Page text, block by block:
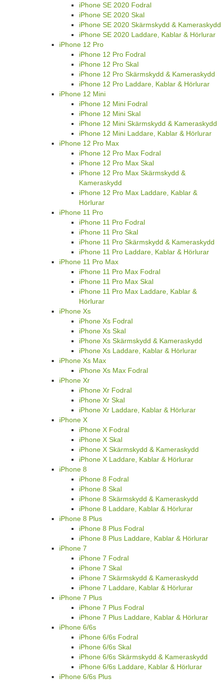
iPhone SE 2020 Fodral
iPhone SE 2020 Skal
iPhone SE 2020 Skärmskydd & Kameraskydd
iPhone SE 2020 Laddare, Kablar & Hörlurar
iPhone 12 Pro
iPhone 12 Pro Fodral
iPhone 12 Pro Skal
iPhone 12 Pro Skärmskydd & Kameraskydd
iPhone 12 Pro Laddare, Kablar & Hörlurar
iPhone 12 Mini
iPhone 12 Mini Fodral
iPhone 12 Mini Skal
iPhone 12 Mini Skärmskydd & Kameraskydd
iPhone 12 Mini Laddare, Kablar & Hörlurar
iPhone 12 Pro Max
iPhone 12 Pro Max Fodral
iPhone 12 Pro Max Skal
iPhone 12 Pro Max Skärmskydd &
Kameraskydd
iPhone 12 Pro Max Laddare, Kablar &
Hörlurar
iPhone 11 Pro
iPhone 11 Pro Fodral
iPhone 11 Pro Skal
iPhone 11 Pro Skärmskydd & Kameraskydd
iPhone 11 Pro Laddare, Kablar & Hörlurar
iPhone 11 Pro Max
iPhone 11 Pro Max Fodral
iPhone 11 Pro Max Skal
iPhone 11 Pro Max Laddare, Kablar &
Hörlurar
iPhone Xs
iPhone Xs Fodral
iPhone Xs Skal
iPhone Xs Skärmskydd & Kameraskydd
iPhone Xs Laddare, Kablar & Hörlurar
iPhone Xs Max
iPhone Xs Max Fodral
iPhone Xr
iPhone Xr Fodral
iPhone Xr Skal
iPhone Xr Laddare, Kablar & Hörlurar
iPhone X
iPhone X Fodral
iPhone X Skal
iPhone X Skärmskydd & Kameraskydd
iPhone X Laddare, Kablar & Hörlurar
iPhone 8
iPhone 8 Fodral
iPhone 8 Skal
iPhone 8 Skärmskydd & Kameraskydd
iPhone 8 Laddare, Kablar & Hörlurar
iPhone 8 Plus
iPhone 8 Plus Fodral
iPhone 8 Plus Laddare, Kablar & Hörlurar
iPhone 7
iPhone 7 Fodral
iPhone 7 Skal
iPhone 7 Skärmskydd & Kameraskydd
iPhone 7 Laddare, Kablar & Hörlurar
iPhone 7 Plus
iPhone 7 Plus Fodral
iPhone 7 Plus Laddare, Kablar & Hörlurar
iPhone 6/6s
iPhone 6/6s Fodral
iPhone 6/6s Skal
iPhone 6/6s Skärmskydd & Kameraskydd
iPhone 6/6s Laddare, Kablar & Hörlurar
iPhone 6/6s Plus